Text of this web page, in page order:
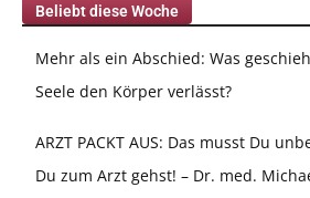
Beliebt diese Woche
Mehr als ein Abschied: Was
Seele den Körper verlässt?
ARZT PACKT AUS: Das musst Du
Du zum Arzt gehst! – Dr. med.